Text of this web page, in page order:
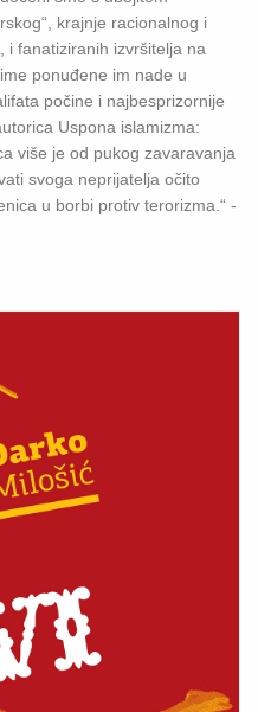
krajnje racionalnog i
i fanatiziranih izvršitelja na
ponuđene im nade u
počine i najbesprizornije
Uspona islamizma:
više je od pukog zavaravanja
svoga neprijatelja očito
u borbi protiv terorizma.“ -